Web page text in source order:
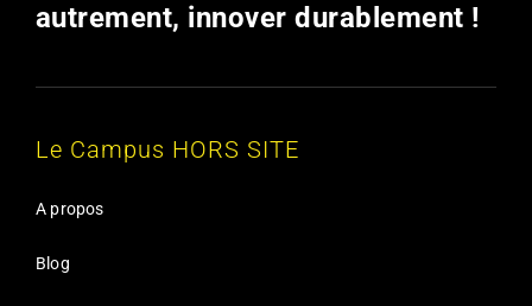
autrement, innover durablement !
Le Campus HORS SITE
A propos
Blog